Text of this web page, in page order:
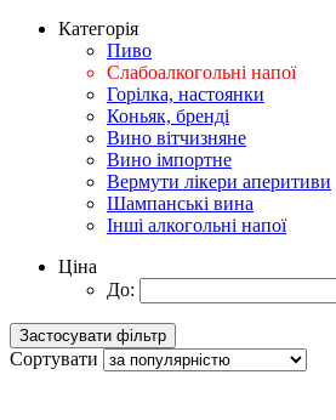
Категорія
Пиво
Слабоалкогольні напої
Горілка, настоянки
Коньяк, бренді
Вино вітчизняне
Вино імпортне
Вермути лікери аперитиви
Шампанські вина
Інші алкогольні напої
Ціна
До:
Сортувати